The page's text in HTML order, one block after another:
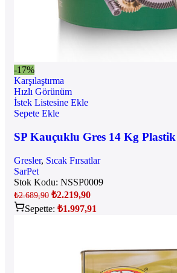
-17%
Karşılaştırma
Hızlı Görünüm
İstek Listesine Ekle
Sepete Ekle
SP Kauçuklu Gres 14 Kg
Gresler, Sıcak Fırsatlar
SarPet
Stok Kodu: NSSP0009
₺2.689,90 ₺2.219,90
Sepette: ₺1.997,91